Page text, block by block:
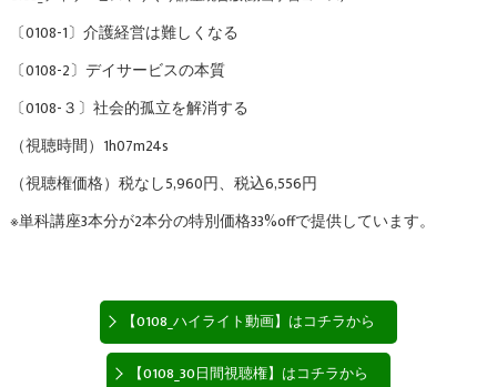
〔0108-1〕介護経営は難しくなる
〔0108-2〕デイサービスの本質
〔0108-３〕社会的孤立を解消する
（視聴時間）1h07m24s
（視聴権価格）税なし5,960円、税込6,556円
※単科講座3本分が2本分の特別価格33%offで提供しています。
【0108_ハイライト動画】はコチラから
【0108_30日間視聴権】はコチラから